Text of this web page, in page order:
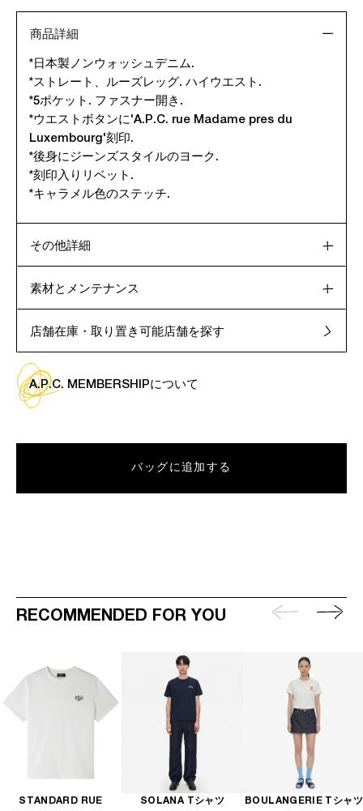
商品詳細
*日本製ノンウォッシュデニム.
*ストレート、ルーズレッグ. ハイウエスト.
*5ポケット. ファスナー開き.
*ウエストボタンに'A.P.C. rue Madame pres du
Luxembourg'刻印.
*後身にジーンズスタイルのヨーク.
*刻印入りリベット.
*キャラメル色のステッチ.
その他詳細
素材とメンテナンス
店舗在庫・取り置き可能店舗を探す
A.P.C. MEMBERSHIPについて
バッグに追加する
RECOMMENDED FOR YOU
STANDARD RUE
SOLANA Tシャツ
BOULANGERIE Tシャツ